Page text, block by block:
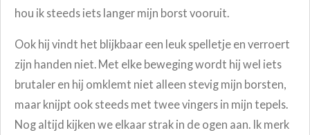
hou ik steeds iets langer mijn borst vooruit.
Ook hij vindt het blijkbaar een leuk spelletje en verroert
zijn handen niet. Met elke beweging wordt hij wel iets
brutaler en hij omklemt niet alleen stevig mijn borsten,
maar knijpt ook steeds met twee vingers in mijn tepels.
Nog altijd kijken we elkaar strak in de ogen aan. Ik merk